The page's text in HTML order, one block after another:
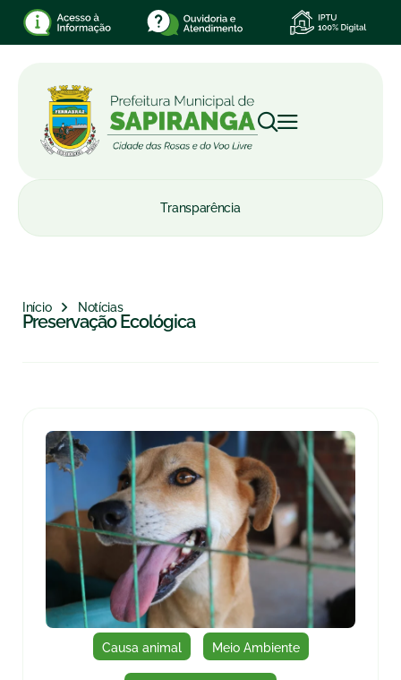
Transparência
Início Notícias
Preservação Ecológica
Causa animal Meio Ambiente